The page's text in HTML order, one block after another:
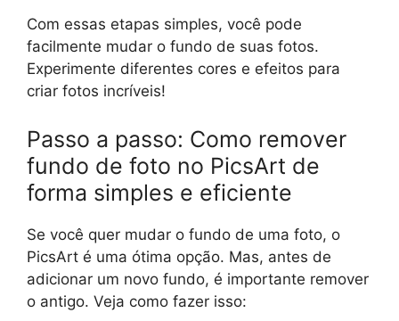
Com essas etapas simples, você pode
facilmente mudar o fundo de suas fotos.
Experimente diferentes cores e efeitos para
criar fotos incríveis!
Passo a passo: Como remover
fundo de foto no PicsArt de
forma simples e eficiente
Se você quer mudar o fundo de uma foto, o
PicsArt é uma ótima opção. Mas, antes de
adicionar um novo fundo, é importante remover
o antigo. Veja como fazer isso: